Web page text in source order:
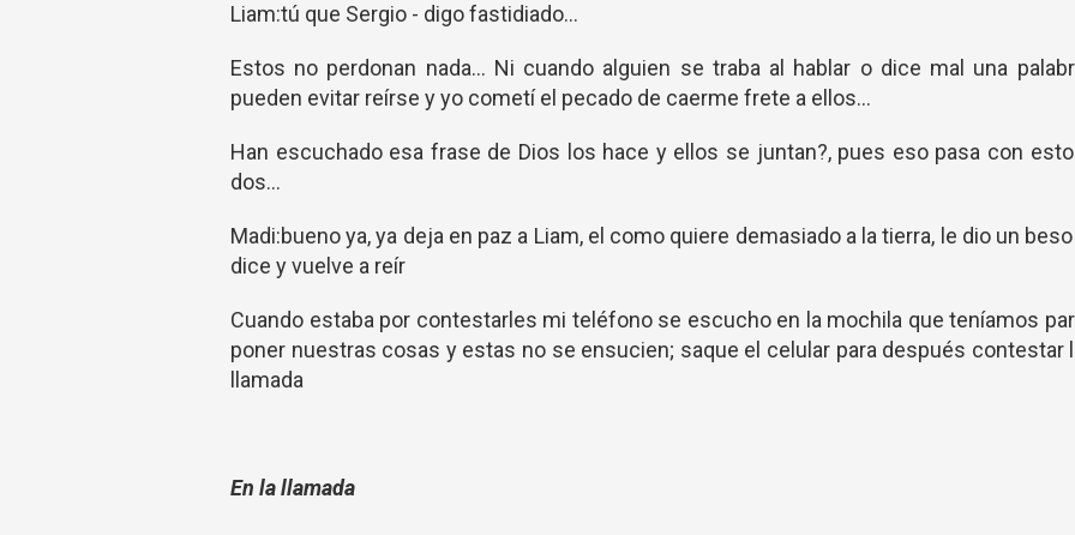
Liam:tú que Sergio - digo fastidiado...
Estos no perdonan nada... Ni cuando alguien se traba al hablar o dice mal una
pueden evitar reírse y yo cometí el pecado de caerme frete a ellos...
Han escuchado esa frase de Dios los hace y ellos se juntan?, pues eso pasa con
dos...
Madi:bueno ya, ya deja en paz a Liam, el como quiere demasiado a la tierra, le dio un beso
dice y vuelve a reír
Cuando estaba por contestarles mi teléfono se escucho en la mochila que teníamos
poner nuestras cosas y estas no se ensucien; saque el celular para después contestar
llamada
En la llamada